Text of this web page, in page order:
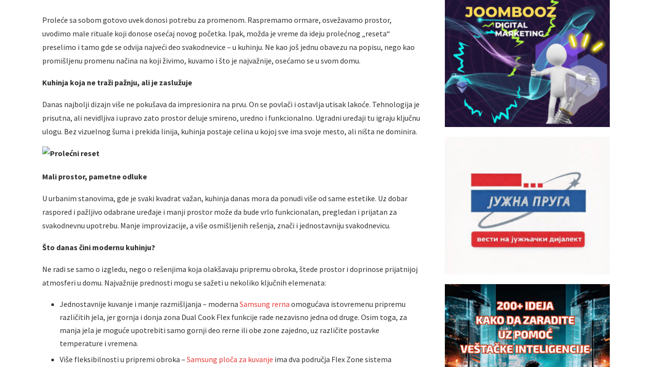
Proleće sa sobom gotovo uvek donosi potrebu za promenom. Raspremamo ormare, osvežavamo prostor,
uvodimo male rituale koji donose osećaj novog početka. Ipak, možda je vreme da ideju prolećnog „reseta“
preselimo i tamo gde se odvija najveći deo svakodnevice – u kuhinju. Ne kao još jednu obavezu na popisu, nego kao
promišljenu promenu načina na koji živimo, kuvamo i što je najvažnije, osećamo se u svom domu.
Kuhinja koja ne traži pažnju, ali je zaslužuje
Danas najbolji dizajn više ne pokušava da impresionira na prvu. On se povlači i ostavlja utisak lakoće. Tehnologija je
prisutna, ali nevidljiva i upravo zato prostor deluje smireno, uredno i funkcionalno. Ugradni uređaji tu igraju ključnu
ulogu. Bez vizuelnog šuma i prekida linija, kuhinja postaje celina u kojoj sve ima svoje mesto, ali ništa ne dominira.
Mali prostor, pametne odluke
U urbanim stanovima, gde je svaki kvadrat važan, kuhinja danas mora da ponudi više od same estetike. Uz dobar
raspored i pažljivo odabrane uređaje i manji prostor može da bude vrlo funkcionalan, pregledan i prijatan za
svakodnevnu upotrebu. Manje improvizacije, a više osmišljenih rešenja, znači i jednostavniju svakodnevicu.
Što danas čini modernu kuhinju?
Ne radi se samo o izgledu, nego o rešenjima koja olakšavaju pripremu obroka, štede prostor i doprinose prijatnijoj
atmosferi u domu. Najvažnije prednosti mogu se sažeti u nekoliko ključnih elemenata:
Jednostavnije kuvanje i manje razmišljanja – moderna Samsung rerna omogućava istovremenu pripremu
različitih jela, jer gornja i donja zona Dual Cook Flex funkcije rade nezavisno jedna od druge. Osim toga, za
manja jela je moguće upotrebiti samo gornji deo rerne ili obe zone zajedno, uz različite postavke
temperature i vremena.
Više fleksibilnosti u pripremi obroka – Samsung ploča za kuvanje ima dva područja Flex Zone sistema